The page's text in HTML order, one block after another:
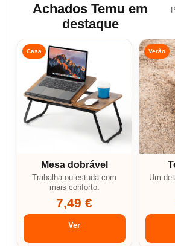
Achados Temu em
destaque
Casa
Mesa dobrável
Trabalha ou estuda com
mais conforto.
7,49 €
Ver
Verão
Um